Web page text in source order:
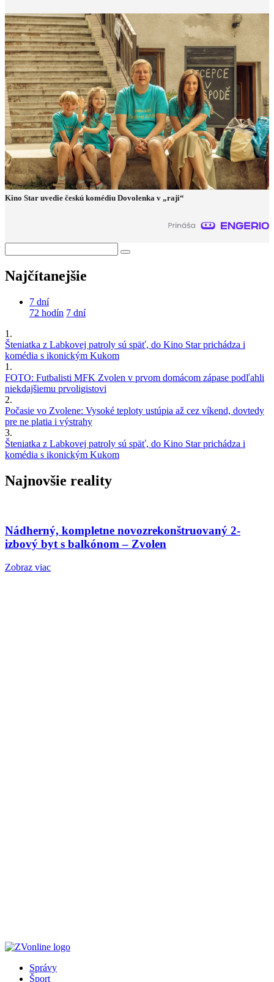
Kino Star uvedie českú komédiu Dovolenka v „raji“
Najčítanejšie
7 dní
72 hodín 7 dní
1.
Šteniatka z Labkovej patroly sú späť, do Kino Star prichádza i
komédia s ikonickým Kukom
1.
FOTO: Futbalisti MFK Zvolen v prvom domácom zápase podľahli
niekdajšiemu prvoligistovi
2.
Počasie vo Zvolene: Vysoké teploty ustúpia až cez víkend, dovtedy
pre ne platia i výstrahy
3.
Šteniatka z Labkovej patroly sú späť, do Kino Star prichádza i
komédia s ikonickým Kukom
Najnovšie reality
Nádherný, kompletne novozrekonštruovaný 2-
izbový byt s balkónom – Zvolen
Zobraz viac
Správy
Šport